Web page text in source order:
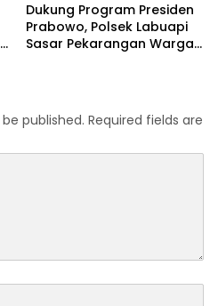
Dukung Program Presiden
Prabowo, Polsek Labuapi
Sasar Pekarangan Warga
published. Required fields are